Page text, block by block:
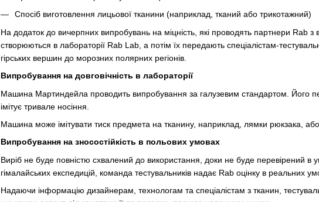
Спосіб виготовлення лицьової тканини (наприклад, тканий або трикотажний)
На додаток до вичерпних випробувань на міцність, які проводять партнери Rab
створюються в лабораторії Rab Lab, а потім їх передають спеціалістам-
гірських вершин до морозних полярних регіонів.
Випробування на довговічність в лабораторії
Машина Мартиндейла проводить випробування за галузевим стандартом. Його
імітує тривале носіння.
Машина може імітувати тиск предмета на тканину, наприклад, лямки рюкзака, або
Випробування на зносостійкість в польових умовах
Виріб не буде повністю схвалений до використання, доки не буде перевірений
гімалайських експедицій, команда тестувальників надає Rab оцінку в реальних
Надаючи інформацію дизайнерам, технологам та спеціалістам з тканин,